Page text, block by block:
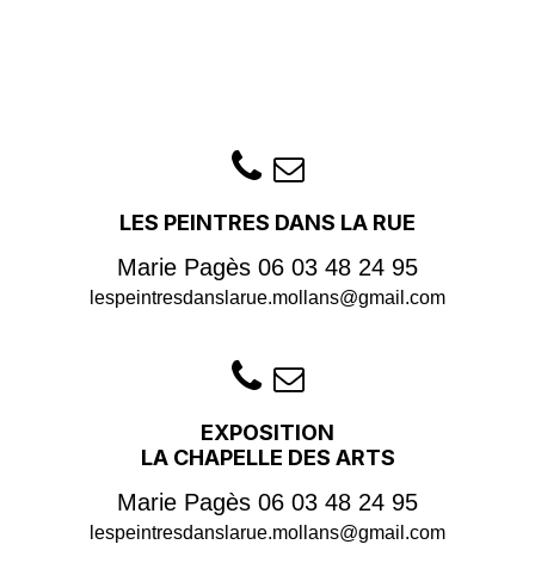
LES PEINTRES DANS LA RUE
Marie Pagès 06 03 48 24 95
lespeintresdanslarue.mollans@gmail.com
EXPOSITION
LA CHAPELLE DES ARTS
Marie Pagès 06 03 48 24 95
lespeintresdanslarue.mollans@gmail.com